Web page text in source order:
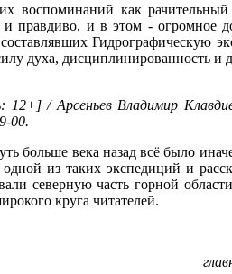
воспоминаний как
и в этом - огромное
духа, дисциплинированность и
12+] / Арсеньев Владимир
00.
больше века назад всё было
из таких экспедиций и
северную часть горной
круга читателей.